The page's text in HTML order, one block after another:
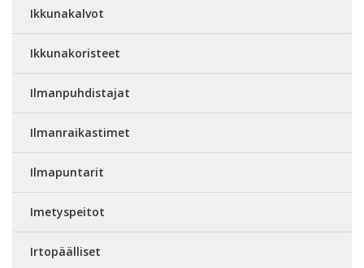
Ikkunakalvot
Ikkunakoristeet
Ilmanpuhdistajat
Ilmanraikastimet
Ilmapuntarit
Imetyspeitot
Irtopäälliset